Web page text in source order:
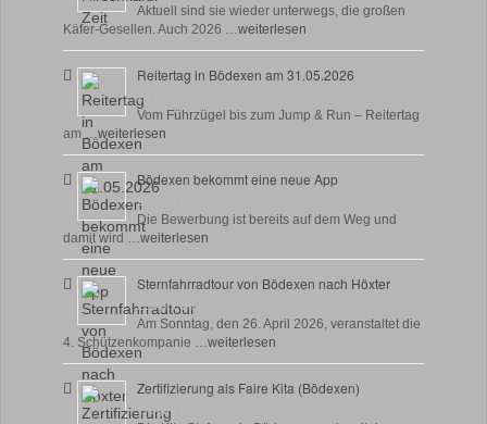
Aktuell sind sie wieder unterwegs, die großen
Käfer-Gesellen. Auch 2026 …weiterlesen
Reitertag in Bödexen am 31.05.2026
27 Mai, 2026
Vom Führzügel bis zum Jump & Run – Reitertag
am …weiterlesen
Bödexen bekommt eine neue App
28 April, 2026
Die Bewerbung ist bereits auf dem Weg und
damit wird …weiterlesen
Sternfahrradtour von Bödexen nach Höxter
23 April, 2026
Am Sonntag, den 26. April 2026, veranstaltet die
4. Schützenkompanie …weiterlesen
Zertifizierung als Faire Kita (Bödexen)
17 April, 2026